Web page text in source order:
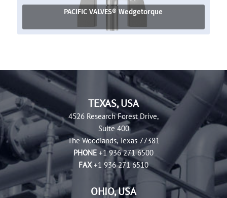
PACIFIC VALVES® Wedgetorque
TEXAS, USA
4526 Research Forest Drive,
Suite 400
The Woodlands, Texas 77381
PHONE +1 936 271 6500
FAX+1 936 271 6510
OHIO, USA